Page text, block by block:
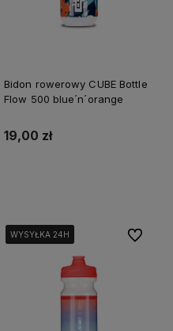
Bidon rowerowy CUBE Bottle
Flow 500 blue´n´orange
19,00 zł
WYSYŁKA 24H
WYSYŁKA 24H
WYSYŁKA 24H
WYSYŁKA 24H Do